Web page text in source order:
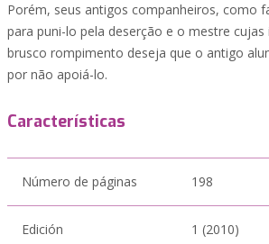
Porém, seus antigos companheiros, como
para puni-lo pela deserção e o mestre cujas
brusco rompimento deseja que o antigo
por não apoiá-lo.
Características
Número de páginas 198
Edición 1 (2010)